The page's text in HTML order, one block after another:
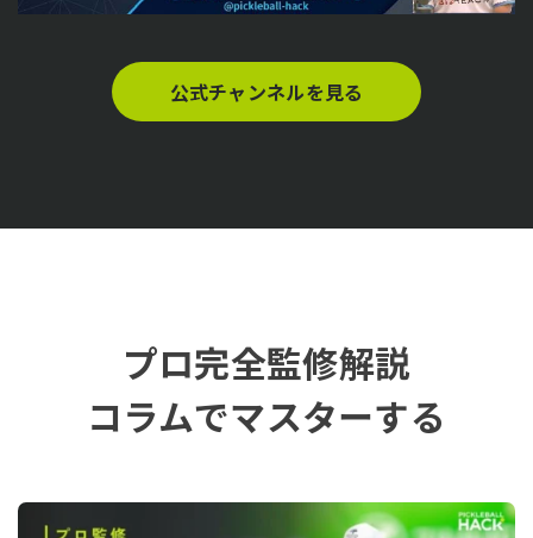
公式チャンネルを見る
プロ完全監修解説
コラムでマスターする